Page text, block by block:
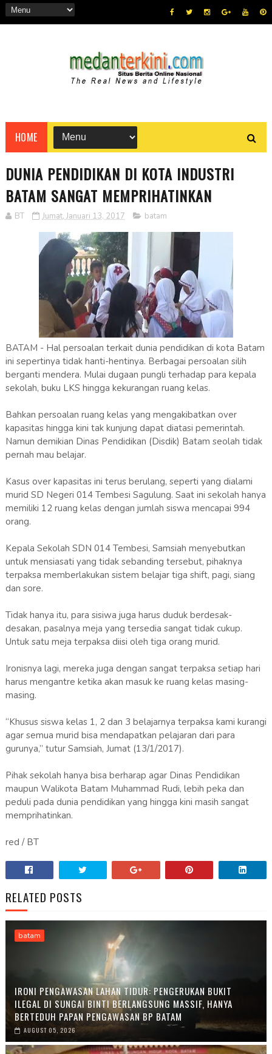
HOME
DUNIA PENDIDIKAN DI KOTA INDUSTRI
BATAM SANGAT MEMPRIHATINKAN
BT Jumat, Januari 13, 2017 batam
BATAM - Hal persoalan terkait dunia pendidikan di kota Batam
ini sepertinya tidak hanti-hentinya. Berbagai persoalan silih
berganti mendera. Mulai dugaan pungli terhadap para kepala
sekolah, buku LKS hingga kekurangan ruang kelas.
Bahkan persoalan ruang kelas yang mengakibatkan over
kapasitas hingga kini tak kunjung dapat diatasi pemerintah.
Namun demikian Dinas Pendidikan (Disdik) Batam seolah tidak
pernah mau belajar.
Kasus over kapasitas ini terus berulang, seperti yang dialami
murid SD Negeri 014 Tembesi Sagulung. Saat ini sekolah hanya
memiliki 12 ruang kelas dengan jumlah siswa mencapai 994
orang.
Kepala Sekolah SDN 014 Tembesi, Samsiah menyebutkan
untuk mensiasati yang tidak sebanding tersebut, pihaknya
terpaksa memberlakukan sistem belajar tiga shift, pagi, siang
dan sore.
Tidak hanya itu, para sisiwa juga harus duduk berdesak-
desakan, pasalnya meja yang tersedia sangat tidak cukup.
Untuk satu meja terpaksa diisi oleh tiga orang murid.
Ironisnya lagi, mereka juga dengan sangat terpaksa setiap hari
harus mengantre ketika akan masuk ke ruang kelas masing-
masing.
“Khusus siswa kelas 1, 2 dan 3 belajarnya terpaksa kami kurangi
agar semua murid bisa mendapatkan pelajaran dari para
gurunya,” tutur Samsiah, Jumat (13/1/2017).
Pihak sekolah hanya bisa berharap agar Dinas Pendidikan
maupun Walikota Batam Muhammad Rudi, lebih peka dan
peduli pada dunia pendidikan yang hingga kini masih sangat
memprihatinkan.
red / BT
RELATED POSTS
batam
IRONI PENGAWASAN LAHAN TIDUR: PENGERUKAN BUKIT
ILEGAL DI SUNGAI BINTI BERLANGSUNG MASSIF, HANYA
BERTEDUH PAPAN PENGAWASAN BP BATAM
AUGUST 05, 2026